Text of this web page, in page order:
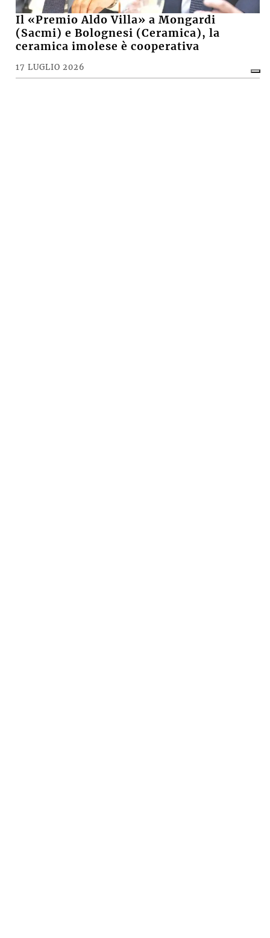
Il «Premio Aldo Villa» a Mongardi
(Sacmi) e Bolognesi (Ceramica), la
ceramica imolese è cooperativa
17 LUGLIO 2026